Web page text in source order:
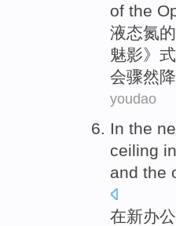
of the
液态氮的
魅影》
会骤然降
youdao
In the
ceiling
and the
在新办